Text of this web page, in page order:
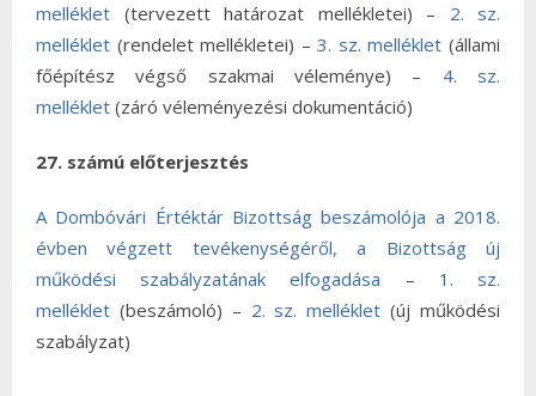
melléklet (tervezett határozat mellékletei) – 2. sz.
melléklet (rendelet mellékletei) –3. sz. melléklet (állami
főépítész végső szakmai véleménye) – 4. sz.
melléklet (záró véleményezési dokumentáció)
27. számú előterjesztés
A Dombóvári Értéktár Bizottság beszámolója a 2018.
évben végzett tevékenységéről, a Bizottság új
működési szabályzatának elfogadása – 1. sz.
melléklet (beszámoló) – 2. sz. melléklet (új működési
szabályzat)